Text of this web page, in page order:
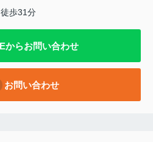
徒歩31分
からお問い合わせ
お問い合わせ